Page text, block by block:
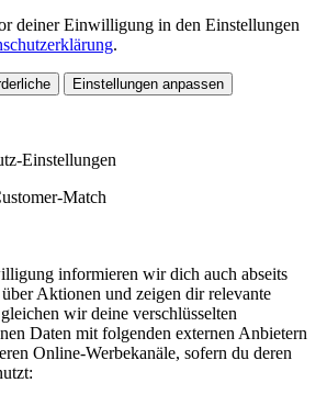
deiner Einwilligung in den Einstellungen
.
Einstellungen anpassen
Einstellungen
Match
informieren wir dich auch abseits
Aktionen und zeigen dir relevante
wir deine verschlüsselten
Daten mit folgenden externen Anbietern
Online-Werbekanäle, sofern du deren